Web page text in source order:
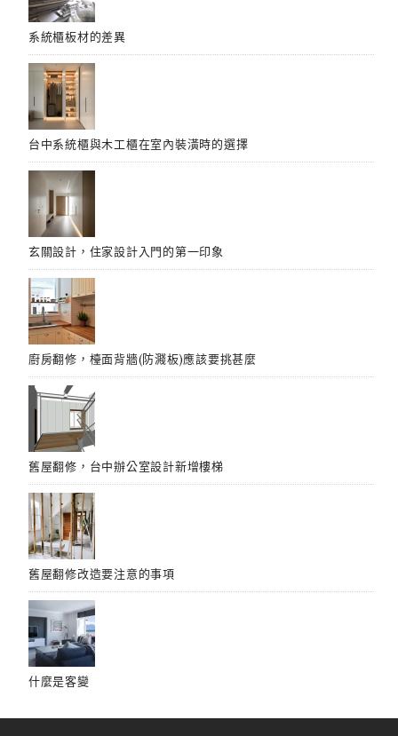
系統櫃板材的差異
台中系統櫃與木工櫃在室內裝潢時的選擇
玄關設計，住家設計入門的第一印象
廚房翻修，檯面背牆(防濺板)應該要挑甚麼
舊屋翻修，台中辦公室設計新增樓梯
舊屋翻修改造要注意的事項
什麼是客變